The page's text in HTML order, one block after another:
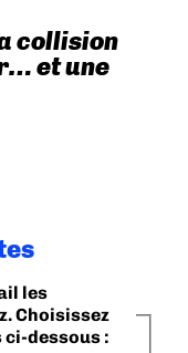
collision
et une
les
Choisissez
dessous :